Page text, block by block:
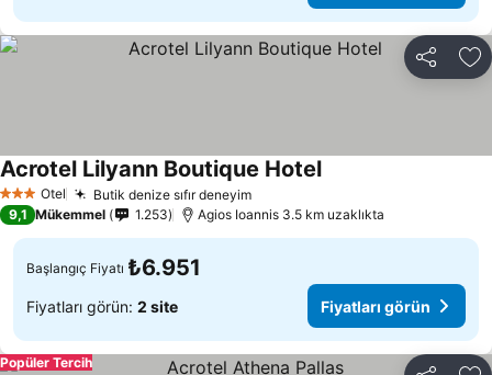
Paylaş
3 YıldızOtel Butik denize sıfır deneyimFiyatları görün
Acrotel Lilyann Boutique HotelFiyatları görün
9,1 Mükemmel 1.253 Agios Ioannis 3.5 km uzaklıkta
Başlangıç Fiyatı ₺6.951
Fiyatları görün: 2 site Fiyatları görün
Popüler Tercih